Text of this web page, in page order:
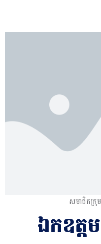
សមាជិកក្រុម
ឯកឧត្